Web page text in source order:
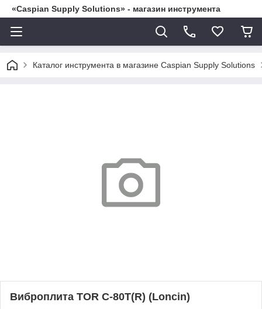
«Caspian Supply Solutions» - магазин инструмента
Каталог инструмента в магазине Caspian Supply Solutions
Виброплита TOR C-80T(R) (Loncin)